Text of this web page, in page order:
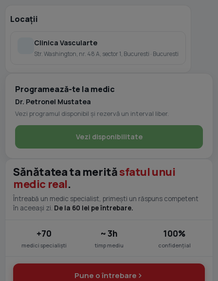
Locații
Clinica Vascularte
Str. Washington, nr. 48 A, sector 1, Bucuresti · Bucuresti
Programează-te la medic
Dr. Petronel Mustatea
Vezi programul disponibil și rezervă un interval liber.
Vezi disponibilitate
Sănătatea ta merităsfatul unui
medic real.
Întreabă un medic specialist, primești un răspuns competent
în aceeași zi. De la 60 lei pe întrebare.
+70
medici specialiști
~ 3h
timp mediu
100%
confidențial
Pune o întrebare